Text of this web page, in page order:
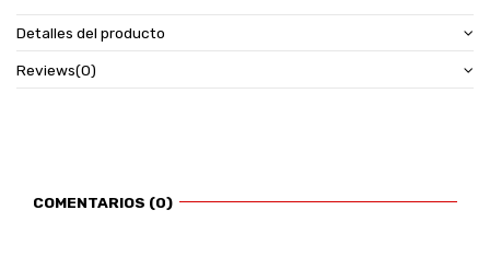
Detalles del producto
Reviews(0)
COMENTARIOS (0)